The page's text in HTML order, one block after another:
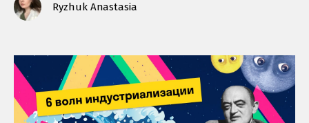
Ryzhuk Anastasia